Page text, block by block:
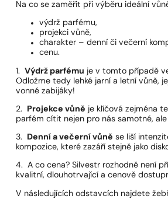
Na co se zaměřit při výběru ideální
výdrž parfému,
projekci vůně,
charakter – denní či večerní
cenu.
1.Výdrž parfému je v tomto případě
Odložme tedy lehké jarní a letní vůně,
vonné zabijáky!
2. Projekce vůně je klíčová zejména
parfém cítit nejen pro nás samotné, ale
3. Denní a večerní vůně se liší
kompozice, které zazáří stejně jako
4. A co cena? Silvestr rozhodně není
kvalitní, dlouhotrvající a cenově
V následujících odstavcích najdete